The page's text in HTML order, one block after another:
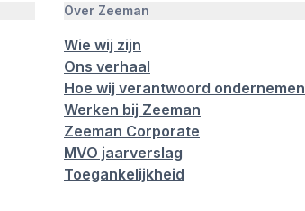
Over Zeeman
Wie wij zijn
Ons verhaal
Hoe wij verantwoord ondernemen
Werken bij Zeeman
Zeeman Corporate
MVO jaarverslag
Toegankelijkheid